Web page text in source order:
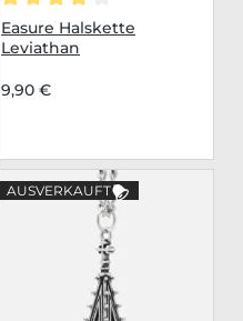
Durchschnittliche
Easure Halskette
Leviathan
9,90 €
AUSVERKAUFT